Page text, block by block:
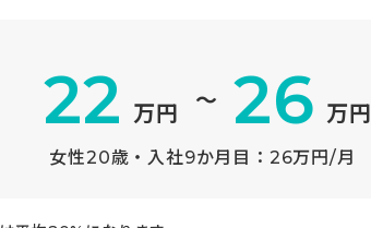
22 万円 ～ 26 万円
女性20歳・入社9か月目：26万円/月